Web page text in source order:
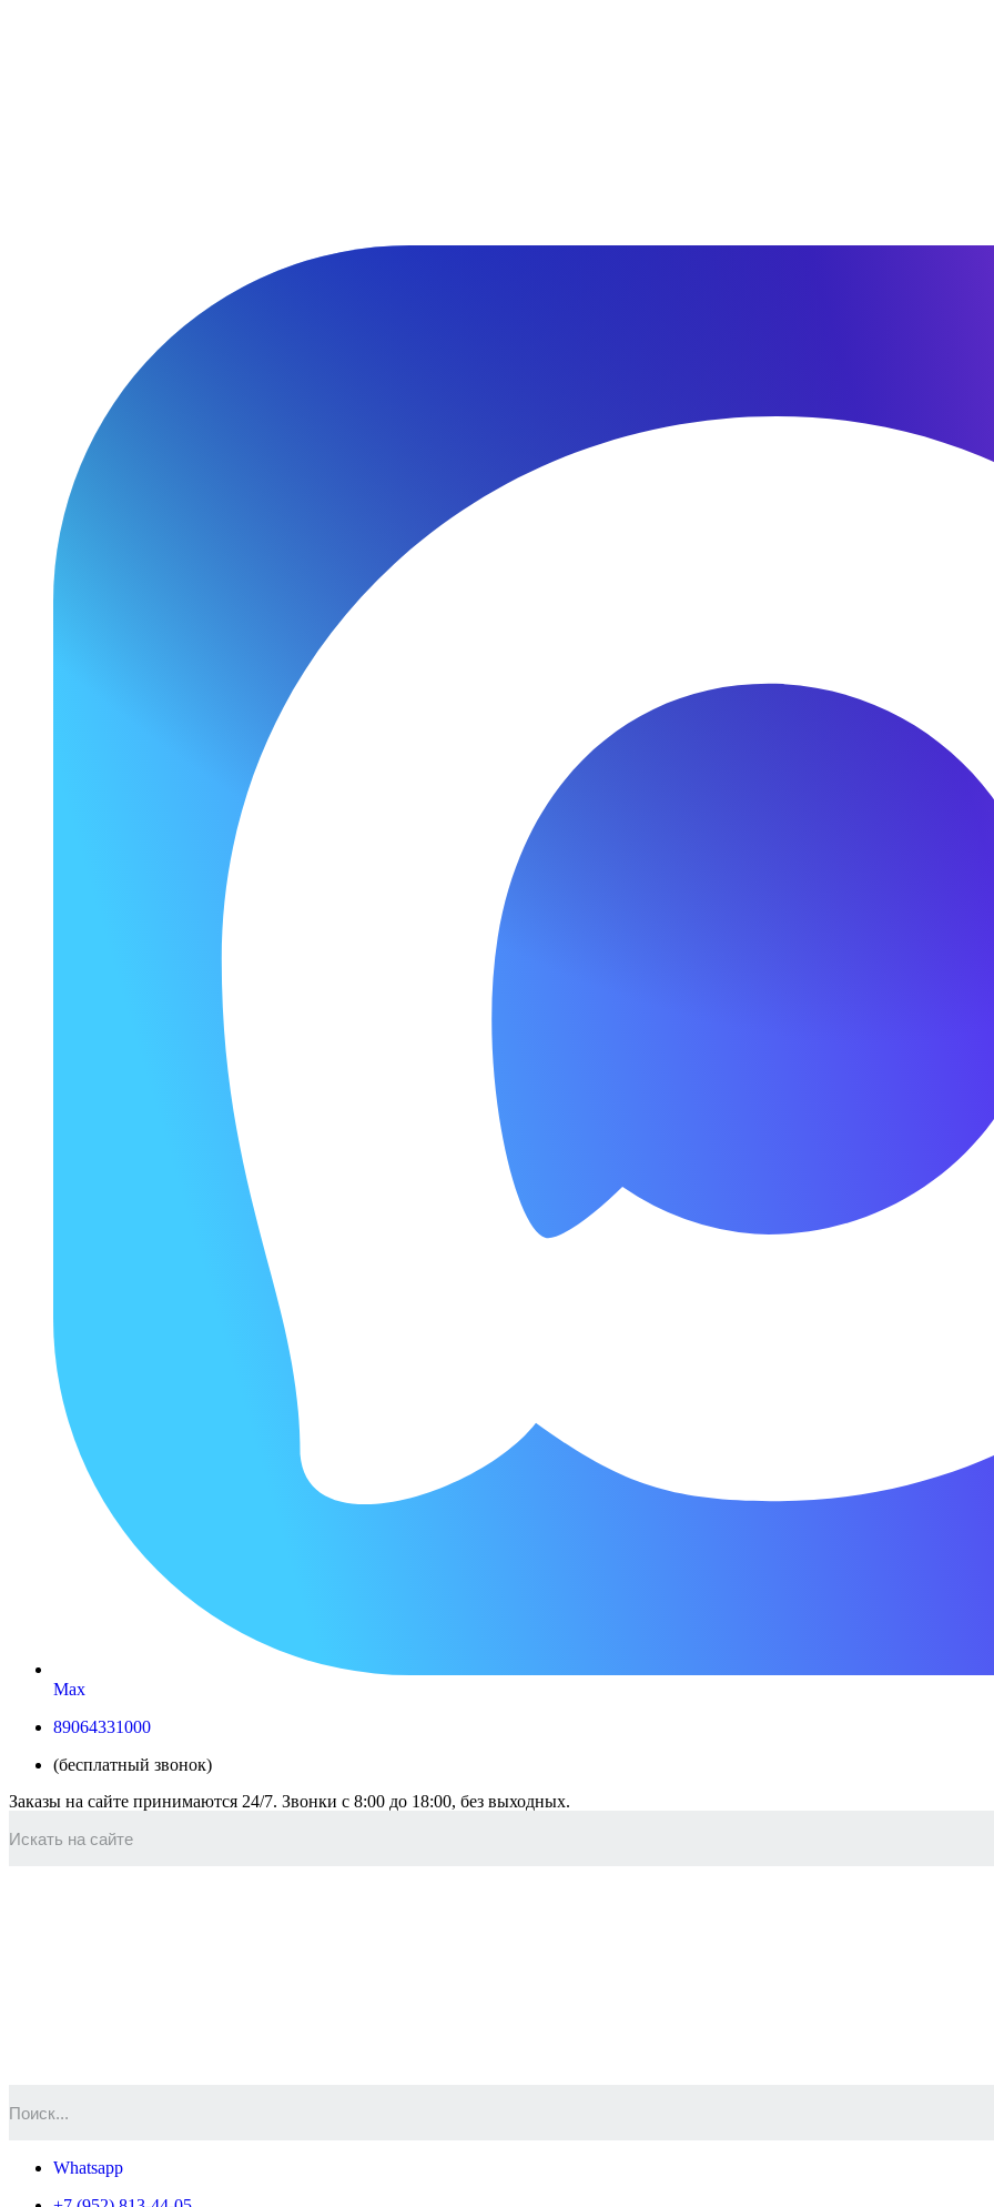
Max
89064331000
(бесплатный звонок)
Заказы на сайте принимаются 24/7. Звонки c 8:00 до 18:00, без выходных.
Whatsapp